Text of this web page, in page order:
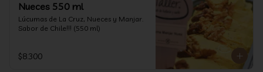
Nueces 550 ml
Lúcumas de La Cruz, Nueces y Manjar.
Sabor de Chile!!! (550 ml)
$8.300